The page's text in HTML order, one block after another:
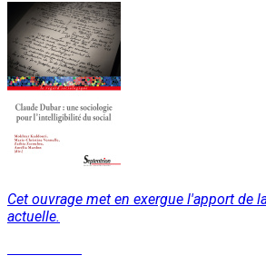
Cet ouvrage met en exergue l'apport de
actuelle.